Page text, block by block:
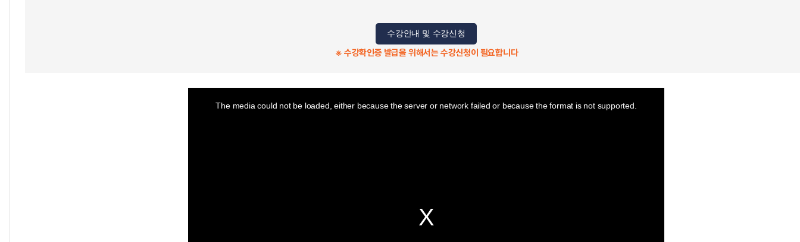
수강안내 및 수강신청
※ 수강확인증 발급을 위해서는 수강신청이 필요합니다
The media could not be loaded, either because the server or network failed or because the format is not supported.